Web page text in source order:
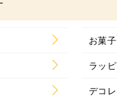
お菓
ラッ
デコ